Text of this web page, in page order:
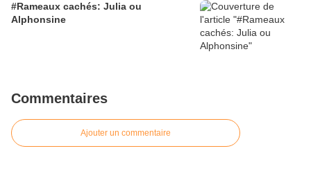
#Rameaux cachés: Julia ou
Alphonsine
Commentaires
Ajouter un commentaire